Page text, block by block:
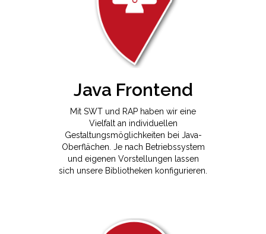
Java Frontend
Mit SWT und RAP haben wir eine
Vielfalt an individuellen
Gestaltungsmöglichkeiten bei Java-
Oberflächen. Je nach Betriebssystem
und eigenen Vorstellungen lassen
sich unsere Bibliotheken konfigurieren.